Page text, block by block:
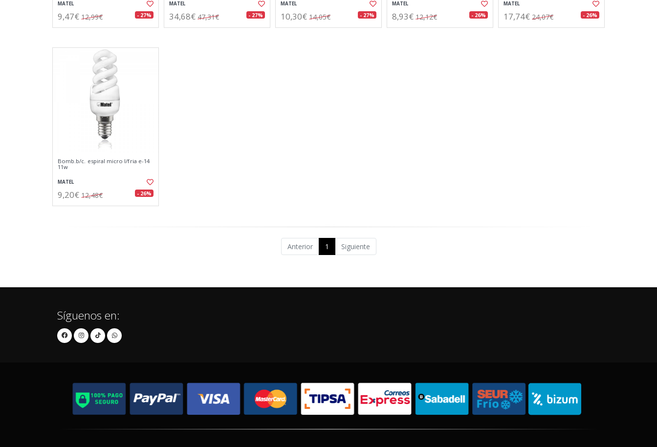
MATEL
9,47€ 12,99€ - 27%
MATEL
34,68€ 47,31€ - 27%
MATEL
10,30€ 14,05€ - 27%
MATEL
8,93€ 12,12€ - 26%
MATEL
17,74€ 24,07€ - 26%
Bomb.b/c. espiral micro l/fria e-14
11w
MATEL
9,20€ 12,48€ - 26%
Anterior 1 Siguiente
Síguenos en: